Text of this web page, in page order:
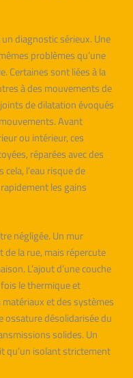
diagnostic sérieux. Une
problèmes qu’une
Certaines sont liées à la
à des mouvements de
de dilatation évoqués
Avant
ou intérieur, ces
réparées avec des
l’eau risque de
les gains
négligée. Un mur
la rue, mais répercute
L’ajout d’une couche
le thermique et
et des systèmes
ossature désolidarisée du
solides. Un
qu’un isolant strictement